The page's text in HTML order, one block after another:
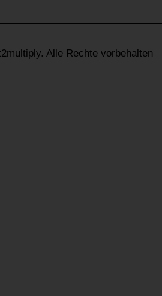
Alle Rechte vorbehalten